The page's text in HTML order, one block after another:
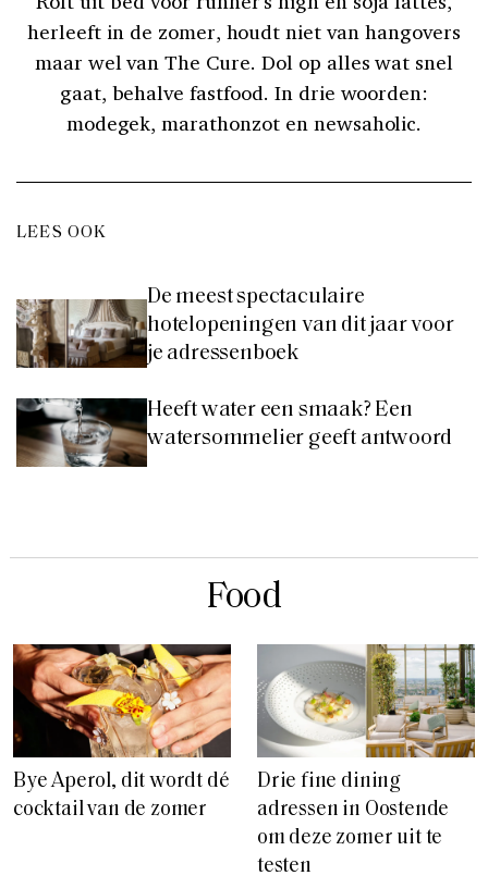
herleeft in de zomer, houdt niet van hangovers
maar wel van The Cure. Dol op alles wat snel
gaat, behalve fastfood. In drie woorden:
modegek, marathonzot en newsaholic.
LEES OOK
De meest spectaculaire
hotelopeningen van dit jaar voor
je adressenboek
Heeft water een smaak? Een
watersommelier geeft antwoord
Food
Bye Aperol, dit wordt dé
cocktail van de zomer
Drie fine dining
adressen in Oostende
om deze zomer uit te
testen